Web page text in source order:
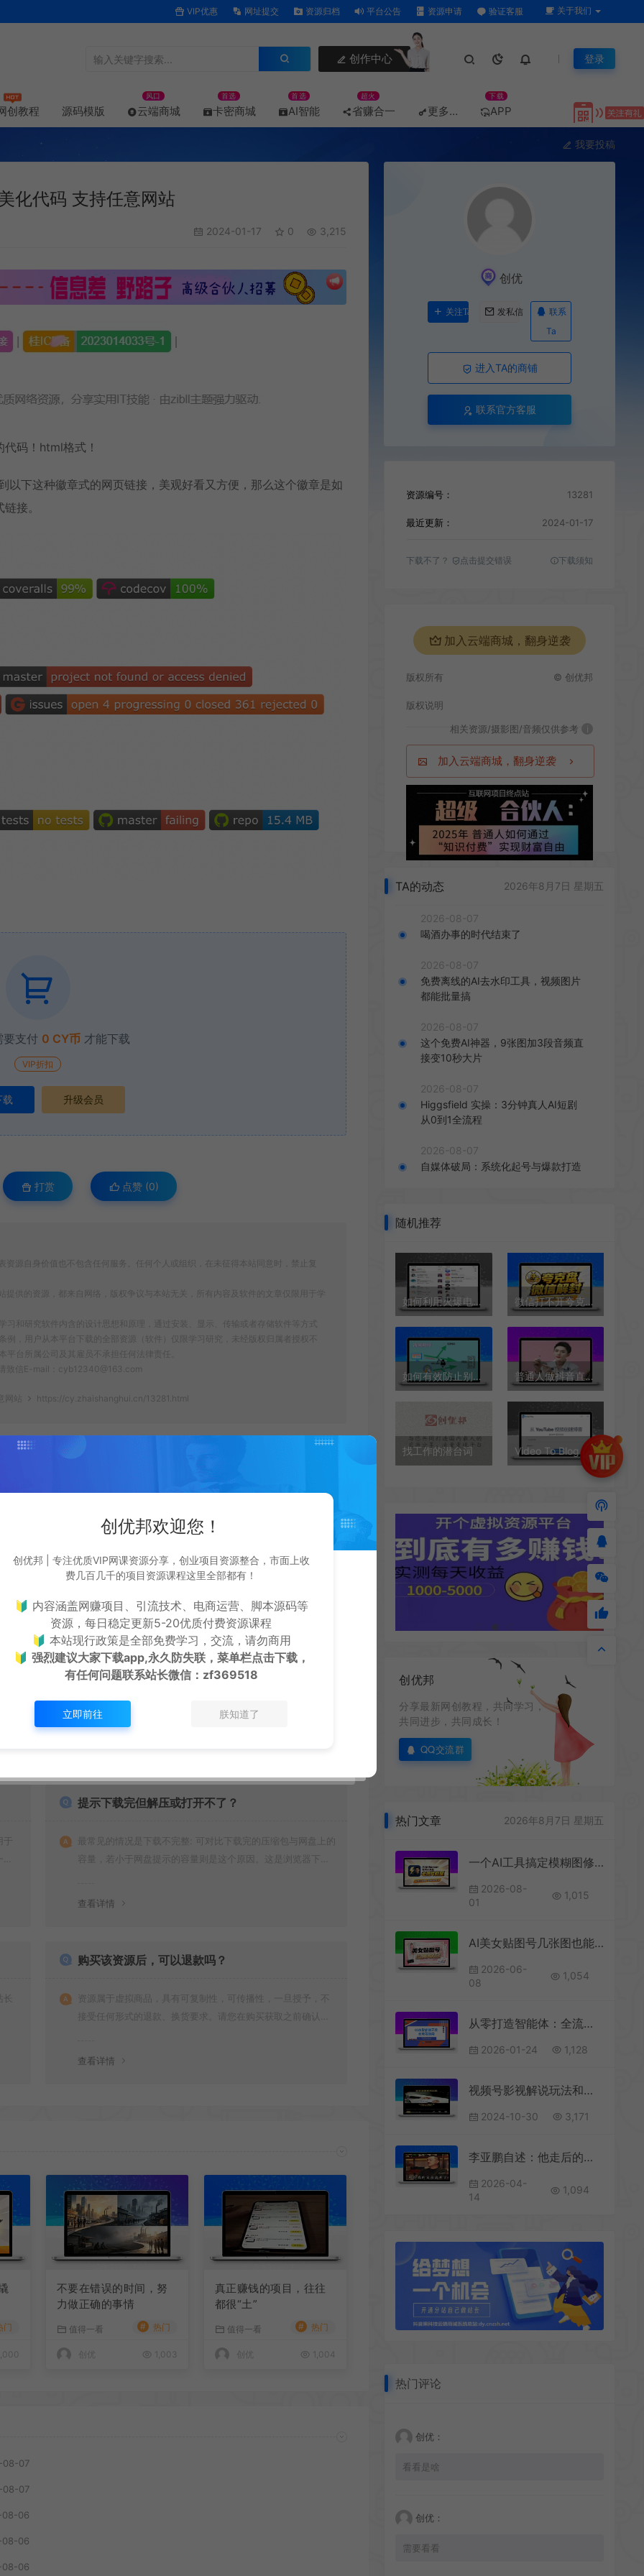
VIP优惠 网址提交 资源归档 平台公告 资源申请 验证客服 关于我们
创作中心 登录
创教程 源码模版 云端商城
风口
卡密商城
首选
AI智能
首选
省赚合一
超火
更多… APP
下载
我要投稿
化代码 支持任意网站
2024-01-17 0 3,215
码！html格式！
下这种徽章式的网页链接，美观好看又方便，那么这个徽章是如
接。
要支付 0 CY币 才能下载
VIP折扣
载 升级会员
打赏 点赞 (0)
源自身价值也不包含任何服务。任何个人或组织，在未征得本站同意时，禁止复
供的资源，都来自网络，版权争议与本站无关，所有内容及软件的文章仅限用于学
和研究软件内含的设计思想和原理，通过安装、显示、传输或者存储软件等方式
，用户从本平台下载的全部资源（软件）仅限学习研究，未经版权归属者授权不
台所属公司及其雇员不承担任何法律责任。
致信E-mail：cyb12340@163.com
网站 https://cy.zhaishanghui.cn/13281.html
下一篇：
给WordPress网站增加一个带时间的led广告牌
于
提示下载完但解压或打开不了？
最常见的情况是下载不完整: 可对比下载完的压缩包与网盘上的
容量，若小于网盘提示的容量则是这个原因。这是浏览器下载
查看详情
购买该资源后，可以退款吗？
资源属于虚拟商品，具有可复制性，可传播性，一旦授予，不
接受任何形式的退款、换货要求。请您在购买获取之前确认好
查看详情
门
不要在错误的时间，努
力做正确的事情
值得一看 # 热门
1,003
真正赚钱的项目，往往
都很“土”
值得一看 # 热门
1,004
08-07
08-07
06
06
06
创优
关注Ta 发私信
联系
Ta
进入TA的商铺
联系官方客服
资源编号： 13281
最近更新： 2024-01-17
下载不了？ 点击提交错误 下载须知
加入云端商城，翻身逆袭
版权所有 © 创优邦
版权说明
相关资源/摄影图/音频仅供参考 i
加入云端商城，翻身逆袭
TA的动态 2026年8月7日 星期五
2026-08-07
喝酒办事的时代结束了
2026-08-07
免费离线的AI去水印工具，视频图片
都能批量搞
2026-08-07
这个免费AI神器，9张图加3段音频直
接变10秒大片
2026-08-07
Higgsfield 实操：3分钟真人AI短剧
从0到1全流程
2026-08-07
自媒体破局：系统化起号与爆款打造
随机推荐
如何利用火爆电影短视频引流99+网盘拉新 微信打不开夸克网盘链接？试试这几种解法
如何有效防止别人扒自己网站的方法 普通人做抖音直播带货该如何入手
找工作的潜台词 Video To Blog 使用GPT一键将YouTube视频转为文字博客
创优邦
分享最新网创教程，共同学习，
共同进步，共同成长！
QQ交流群
热门文章 2026年8月7日 星期五
一个AI工具搞定模糊图修复、老照片翻新和去水印
2026-08-
01
1,015
AI美女贴图号几张图也能赚收益
2026-06-
08
1,054
从零打造智能体：全流程开发、实战案例与高阶优化，轻松掌握AI应用构建
2026-01-24 1,128
视频号影视解说玩法和分享
2024-10-30 3,171
李亚鹏自述：他走后的第14天，我才明白什么叫至暗时刻
2026-04-
14
1,094
热门评论
创优：
看看是啥
创优：
需要看看
创优邦欢迎您！
创优邦 | 专注优质VIP网课资源分享，创业项目资源整合，市面上收
费几百几千的项目资源课程这里全部都有！
🔰 内容涵盖网赚项目、引流技术、电商运营、脚本源码等
资源，每日稳定更新5-20优质付费资源课程
🔰 本站现行政策是全部免费学习，交流，请勿商用
🔰 强烈建议大家下载app,永久防失联，菜单栏点击下载，
有任何问题联系站长微信：zf369518
立即前往 朕知道了